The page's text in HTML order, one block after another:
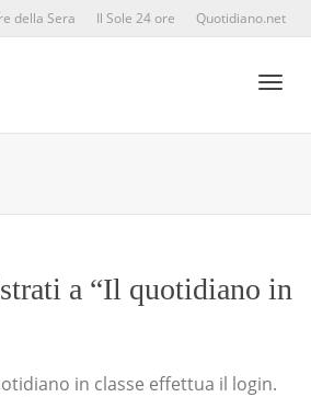
della Sera Il Sole 24 ore Quotidiano.net
a “Il quotidiano in
in classe effettua il login.